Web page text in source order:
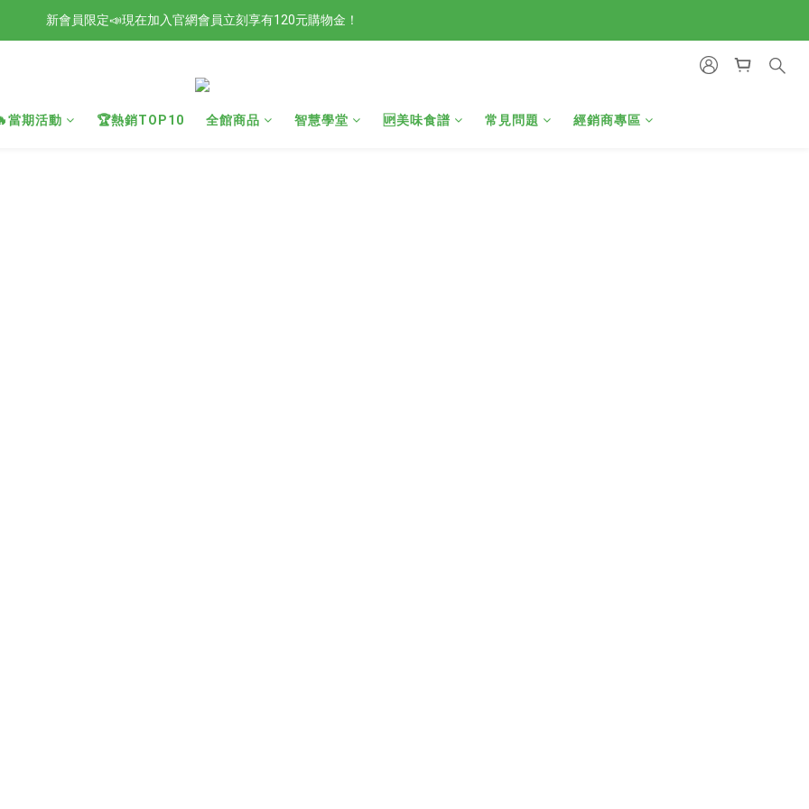
檢驗合格的歐洲好油現在任選2入88折4入85折！
新會員限定📣現在加入官網會員立刻享有120元購物金！
當期活動 🏆熱銷TOP10 全館商品 智慧學堂 🆙美味食譜 常見問題 經銷商專區